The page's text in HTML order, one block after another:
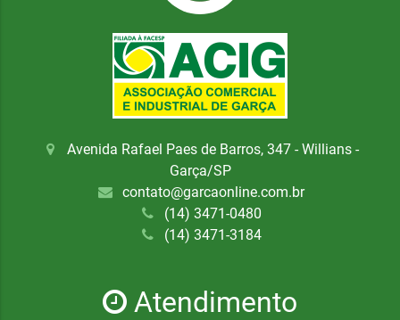
Avenida Rafael Paes de Barros, 347 - Willians -
Garça/SP
contato@garcaonline.com.br
(14) 3471-0480
(14) 3471-3184
Atendimento